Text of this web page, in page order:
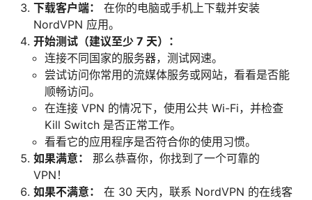
下载客户端：
在你的电脑或手机上下载并安装
NordVPN 应用。
开始测试（建议至少 7 天）：
连接不同国家的服务器，测试网速。
尝试访问你常用的流媒体服务或网站，看看是否能
顺畅访问。
在连接 VPN 的情况下，使用公共 Wi-Fi，并检查
Kill Switch 是否正常工作。
看看它的应用程序是否符合你的使用习惯。
如果满意：
那么恭喜你，你找到了一个可靠的
VPN！
如果不满意：
在 30 天内，联系 NordVPN 的在线客